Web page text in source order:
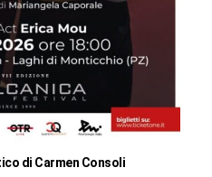
di Carmen Consoli